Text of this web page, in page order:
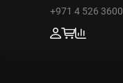
+971 4 526 3600